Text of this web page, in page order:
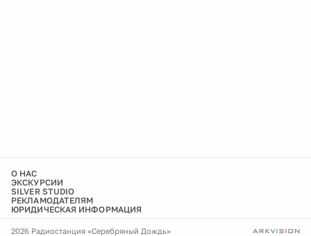
О НАС
ЭКСКУРСИИ
SILVER STUDIO
РЕКЛАМОДАТЕЛЯМ
ЮРИДИЧЕСКАЯ ИНФОРМАЦИЯ
2026 Радиостанция «Серебряный Дождь»